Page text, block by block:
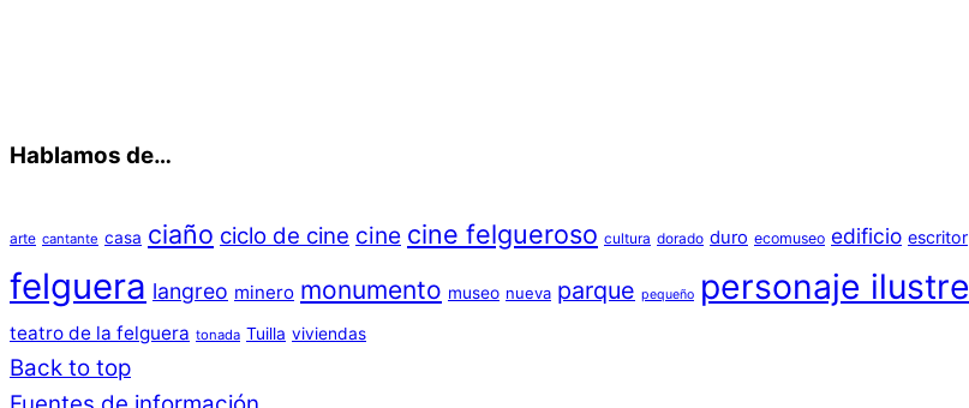
Hablamos de…
arte cantante casa ciaño ciclo de cine cine cine felgueroso cultura dorado duro ecomuseo edificio escritor
felguera langreo minero monumento museo nueva parque pequeño personaje ilustre
teatro de la felguera tonada Tuilla viviendas
Back to top